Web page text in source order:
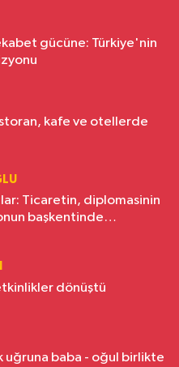
gücüne: Türkiye'nin
kafe ve otellerde
Ticaretin, diplomasinin
başkentinde
dönüştü
uğruna baba - oğul birlikte